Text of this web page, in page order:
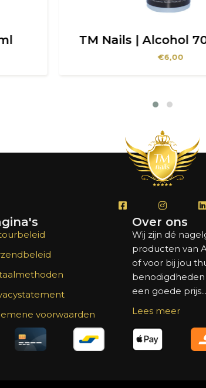
TM Nails | Alcohol
6,00
voorwaarden
Over ons
Wij zijn dé
producten van
of voor bij jou
een goede prijs...
Lees meer